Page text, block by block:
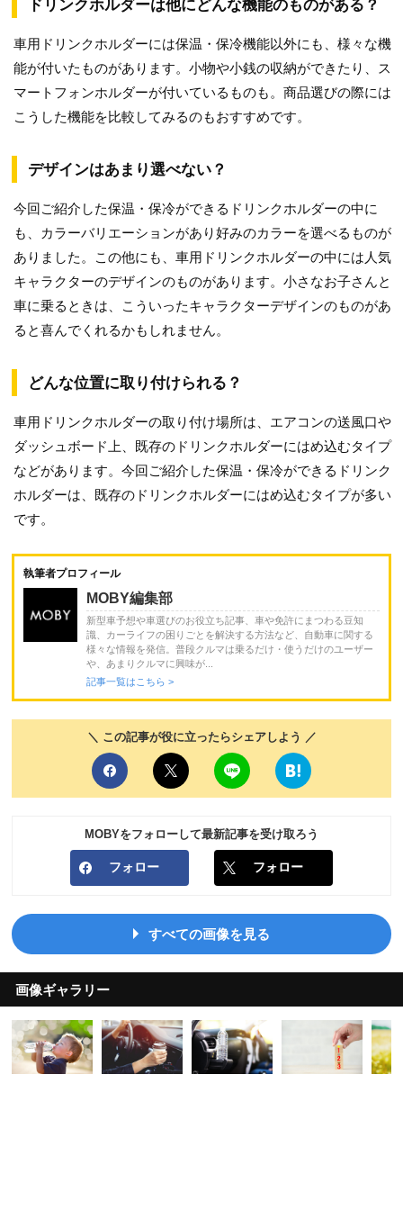
ドリンクホルダーは他にどんな機能のものがある？
車用ドリンクホルダーには保温・保冷機能以外にも、様々な機
能が付いたものがあります。小物や小銭の収納ができたり、ス
マートフォンホルダーが付いているものも。商品選びの際には
こうした機能を比較してみるのもおすすめです。
デザインはあまり選べない？
今回ご紹介した保温・保冷ができるドリンクホルダーの中に
も、カラーバリエーションがあり好みのカラーを選べるものが
ありました。この他にも、車用ドリンクホルダーの中には人気
キャラクターのデザインのものがあります。小さなお子さんと
車に乗るときは、こういったキャラクターデザインのものがあ
ると喜んでくれるかもしれません。
どんな位置に取り付けられる？
車用ドリンクホルダーの取り付け場所は、エアコンの送風口や
ダッシュボード上、既存のドリンクホルダーにはめ込むタイプ
などがあります。今回ご紹介した保温・保冷ができるドリンク
ホルダーは、既存のドリンクホルダーにはめ込むタイプが多い
です。
執筆者プロフィール
MOBY編集部
新型車予想や車選びのお役立ち記事、車や免許にまつわる豆知
識、カーライフの困りごとを解決する方法など、自動車に関する
様々な情報を発信。普段クルマは乗るだけ・使うだけのユーザー
や、あまりクルマに興味が...
記事一覧はこちら >
＼ この記事が役に立ったらシェアしよう ／
MOBYをフォローして最新記事を受け取ろう
フォロー フォロー
すべての画像を見る
画像ギャラリー